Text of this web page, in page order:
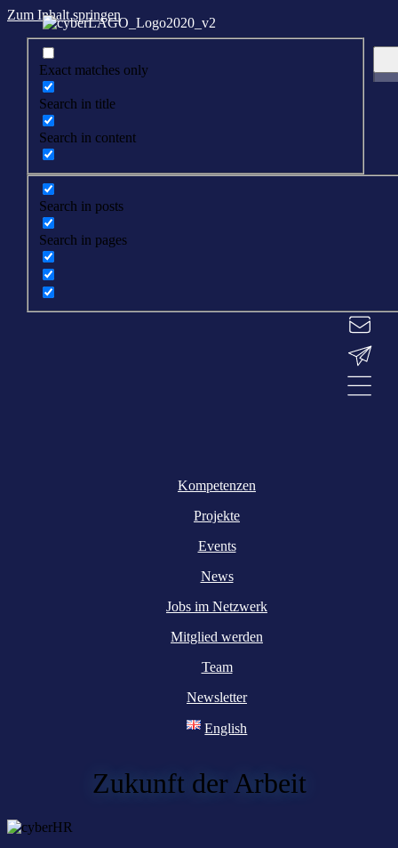
Zum Inhalt springen
Exact matches only
Search in title
Search in content
Search in posts
Search in pages
Kompetenzen
Projekte
Events
News
Jobs im Netzwerk
Mitglied werden
Team
Newsletter
English
Zukunft der Arbeit